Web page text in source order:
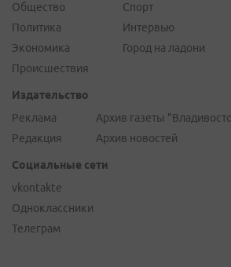
Общество
Политика
Экономика
Происшествия
Спорт
Интервью
Город на ладони
Издательство
Реклама
Редакция
Архив газеты
Архив новостей
Социальные сети
vkontakte
Одноклассники
Телеграм